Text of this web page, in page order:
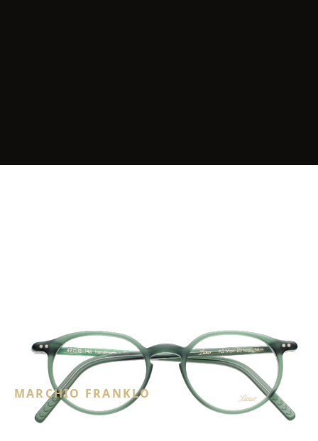
MARCHIO FRANKLO
Lunor occhiali